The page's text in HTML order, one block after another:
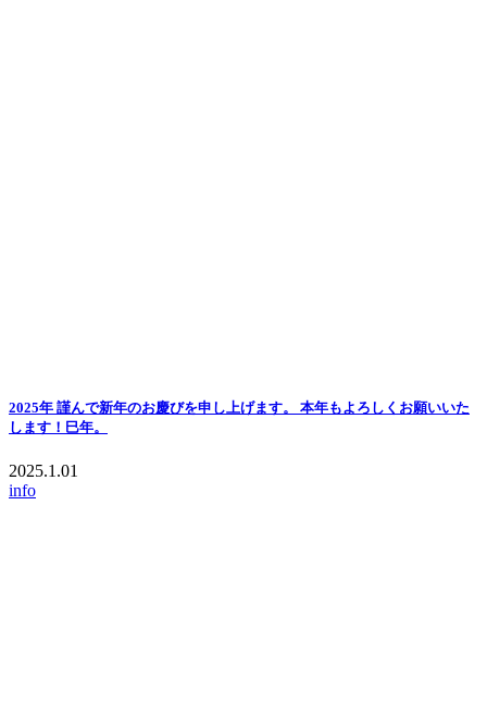
2025年 謹んで新年のお慶びを申し上げます。 本年もよろしくお願いいた
します！巳年。
2025.1.01
info